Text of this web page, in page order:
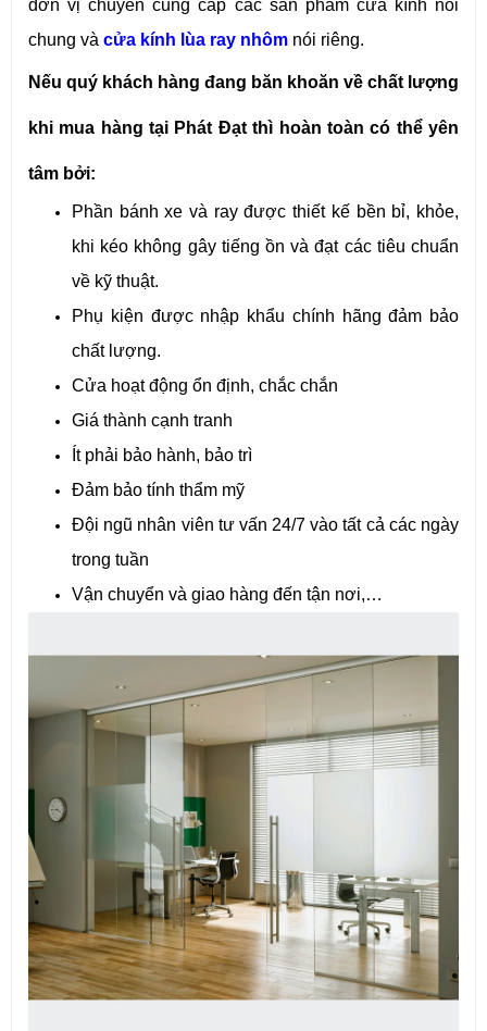
đơn vị chuyên cung cấp các sản phẩm cửa kính nói
chung và cửa kính lùa ray nhôm nói riêng.
Nếu quý khách hàng đang băn khoăn về chất lượng
khi mua hàng tại Phát Đạt thì hoàn toàn có thể yên
tâm bởi:
Phần bánh xe và ray được thiết kế bền bỉ, khỏe,
khi kéo không gây tiếng ồn và đạt các tiêu chuẩn
về kỹ thuật.
Phụ kiện được nhập khẩu chính hãng đảm bảo
chất lượng.
Cửa hoạt động ổn định, chắc chắn
Giá thành cạnh tranh
Ít phải bảo hành, bảo trì
Đảm bảo tính thẩm mỹ
Đội ngũ nhân viên tư vấn 24/7 vào tất cả các ngày
trong tuần
Vận chuyển và giao hàng đến tận nơi,…